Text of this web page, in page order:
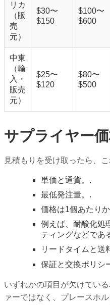
リカ
（販
売
元）
$30〜
$150
$100〜
$600
中東
（輸
入・
販売
元）
$25〜
$120
$80〜
$500
サプライヤー
見積もりを受け取ったら、
単価と通貨。.
最低発注量。.
価格は1個あたり
例えば、耐酸化処
ティングなどであ
リードタイムと送
保証と交換ポリシ
いずれかの項目が欠けてい
ァーではなく、プレースホ